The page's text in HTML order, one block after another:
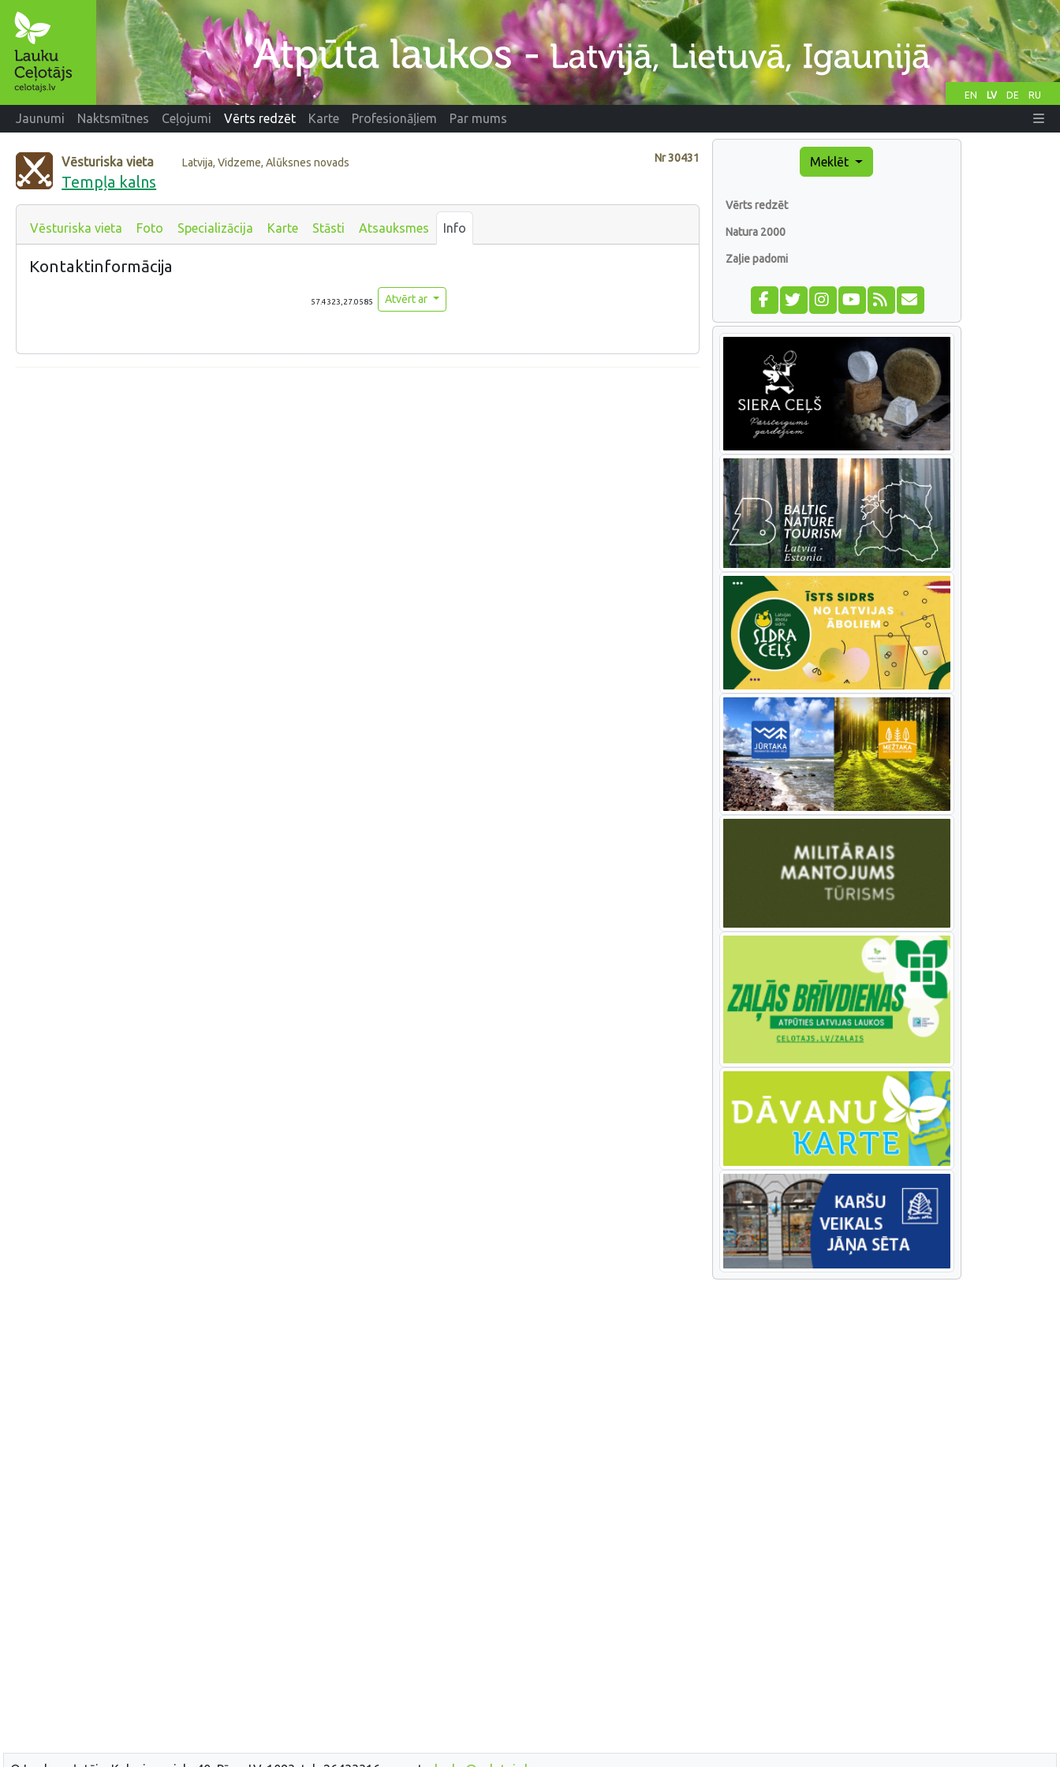
EN LV DE RU
Jaunumi Naktsmītnes Ceļojumi Vērts redzēt Karte Profesionāļiem Par mums
Nr30431
Vēsturiska vieta Latvija, Vidzeme, Alūksnes novads
Tempļa kalns
Vēsturiska vieta Foto Specializācija Karte Stāsti Atsauksmes Info
Kontaktinformācija
57.4323,27.0585 Atvērt ar
Meklēt
Vērts redzēt
Natura 2000
Zaļie padomi